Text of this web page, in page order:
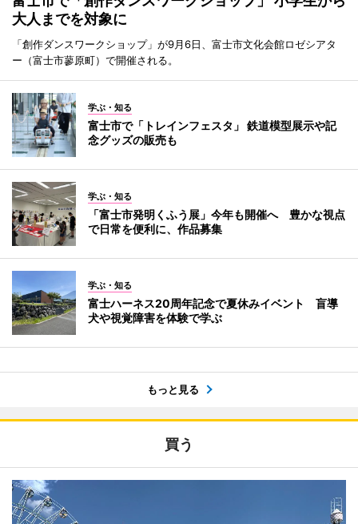
大人までを対象に
「創作ダンスワークショップ」が9月6日、富士市文化会館ロゼシアタ
ー（富士市蓼原町）で開催される。
学ぶ・知る
富士市で「トレインフェスタ」 鉄道模型展示や記
念グッズの販売も
学ぶ・知る
「富士市発明くふう展」今年も開催へ 豊かな視点
で日常を便利に、作品募集
学ぶ・知る
富士ハーネス20周年記念で夏休みイベント 盲導
犬や視覚障害を体験で学ぶ
もっと見る
買う